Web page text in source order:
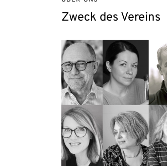
Zweck des Vereins